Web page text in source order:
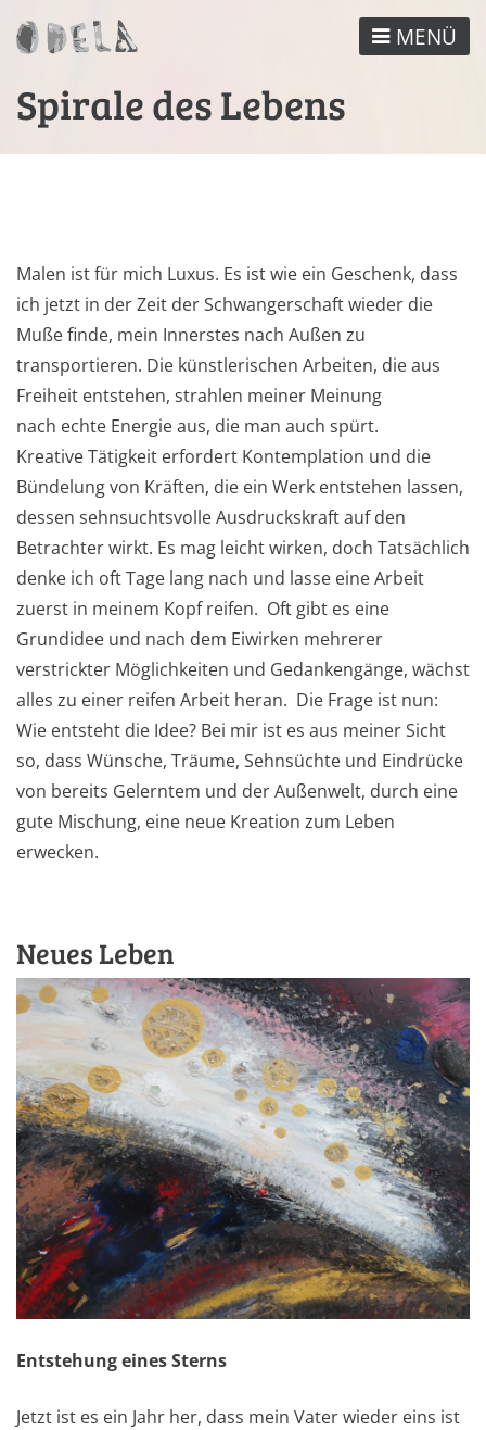
zum
MENÜ
Spirale des Lebens
Malen ist für mich Luxus. Es ist wie ein Geschenk, dass
ich jetzt in der Zeit der Schwangerschaft wieder die
Muße finde, mein Innerstes nach Außen zu
transportieren. Die künstlerischen Arbeiten, die aus
Freiheit entstehen, strahlen meiner Meinung
nach echte Energie aus, die man auch spürt.
Kreative Tätigkeit erfordert Kontemplation und die
Bündelung von Kräften, die ein Werk entstehen lassen,
dessen sehnsuchtsvolle Ausdruckskraft auf den
Betrachter wirkt. Es mag leicht wirken, doch Tatsächlich
denke ich oft Tage lang nach und lasse eine Arbeit
zuerst in meinem Kopf reifen. Oft gibt es eine
Grundidee und nach dem Eiwirken mehrerer
verstrickter Möglichkeiten und Gedankengänge, wächst
alles zu einer reifen Arbeit heran. Die Frage ist nun:
Wie entsteht die Idee? Bei mir ist es aus meiner Sicht
so, dass Wünsche, Träume, Sehnsüchte und Eindrücke
von bereits Gelerntem und der Außenwelt, durch eine
gute Mischung, eine neue Kreation zum Leben
erwecken.
Neues Leben
Entstehung eines Sterns
Jetzt ist es ein Jahr her, dass mein Vater wieder eins ist